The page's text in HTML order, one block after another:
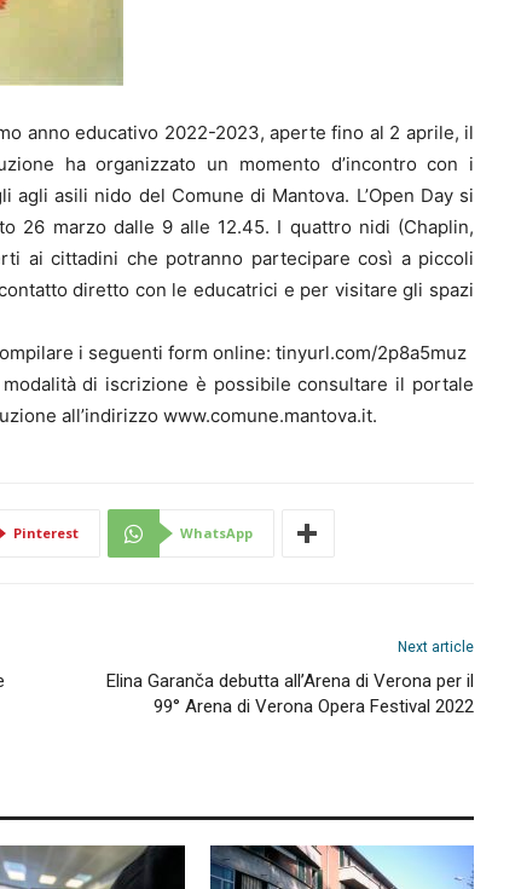
anno educativo 2022-2023, aperte fino al 2 aprile, il
ha organizzato un momento d’incontro con i
asili nido del Comune di Mantova. L’Open Day si
26 marzo dalle 9 alle 12.45. I quattro nidi (Chaplin,
ai cittadini che potranno partecipare così a piccoli
diretto con le educatrici e per visitare gli spazi
i seguenti form online: tinyurl.com/2p8a5muz
di iscrizione è possibile consultare il portale
all’indirizzo www.comune.mantova.it.
Pinterest WhatsApp
Next article
Elina Garanča debutta all’Arena di Verona per il
99° Arena di Verona Opera Festival 2022